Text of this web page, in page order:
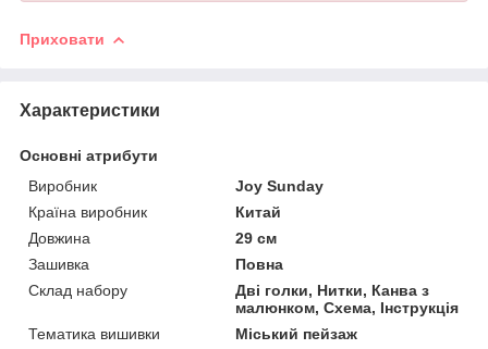
Приховати
Характеристики
Основні атрибути
Виробник
Joy Sunday
Країна виробник
Китай
Довжина
29 см
Зашивка
Повна
Склад набору
Дві голки, Нитки, Канва з
малюнком, Схема, Інструкція
Тематика вишивки
Міський пейзаж